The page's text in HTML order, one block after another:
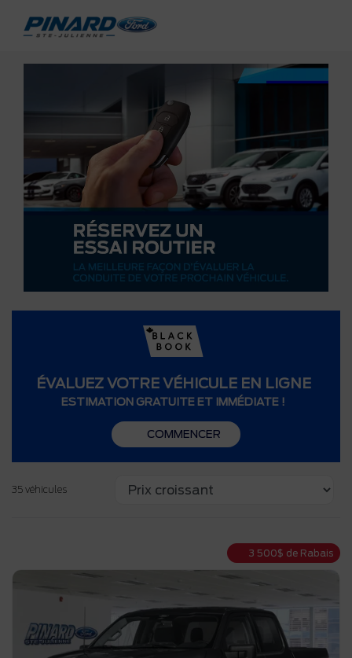
ÉVALUEZ VOTRE VÉHICULE EN LIGNE
ESTIMATION GRATUITE ET IMMÉDIATE !
COMMENCER
35 véhicules
3 500$ de Rabais